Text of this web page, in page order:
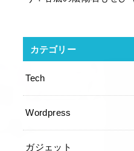
カテゴリー
Tech
Wordpress
ガジェット